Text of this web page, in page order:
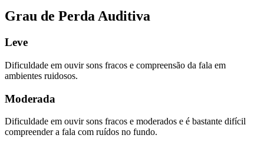
Grau de Perda Auditiva
Leve
Dificuldade em ouvir sons fracos e compreensão da fala em
ambientes ruidosos.
Moderada
Dificuldade em ouvir sons fracos e moderados e é bastante difícil
compreender a fala com ruídos no fundo.